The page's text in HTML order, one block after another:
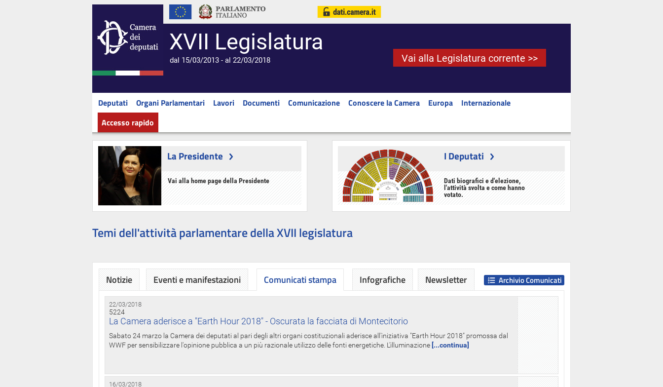
XVII Legislatura
dal 15/03/2013 - al 22/03/2018 Vai alla Legislatura corrente >>
Deputati Organi Parlamentari Lavori Documenti Comunicazione Conoscere la Camera Europa
Internazionale
Accesso rapido
La Presidente
Vai alla home page della Presidente
I Deputati
Dati biografici e d'elezione,
l'attività svolta e come hanno
votato.
Temi dell'attività parlamentare della XVII legislatura
Notizie Eventi e manifestazioni Comunicati stampa
22/03/2018
5224
La Camera aderisce a "Earth Hour 2018" - Oscurata la facciata di Montecitorio
Sabato 24 marzo la Camera dei deputati al pari degli altri organi costituzionali aderisce all'iniziativa "Earth Hour 2018" promossa dal
WWF per sensibilizzare l'opinione pubblica a un più razionale utilizzo delle fonti energetiche. L'illuminazione [...continua]
16/03/2018
Archivio Comunicati
Infografiche Newsletter